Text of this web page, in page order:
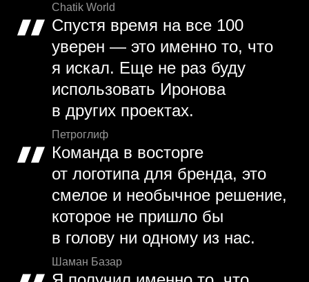
Chatik World
Спустя время на все 100
уверен — это именно то, что
я искал. Еще не раз буду
использовать Иронова
в других проектах.
Петроглиф
Команда в восторге
от логотипа для бренда, это
смелое и необычное решение,
которое не пришло бы
в голову ни одному из нас.
Шаман Базар